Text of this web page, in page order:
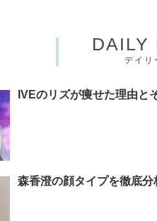
DAILY
デイリ
IVEのリズが痩せた理由と
森香澄の顔タイプを徹底分